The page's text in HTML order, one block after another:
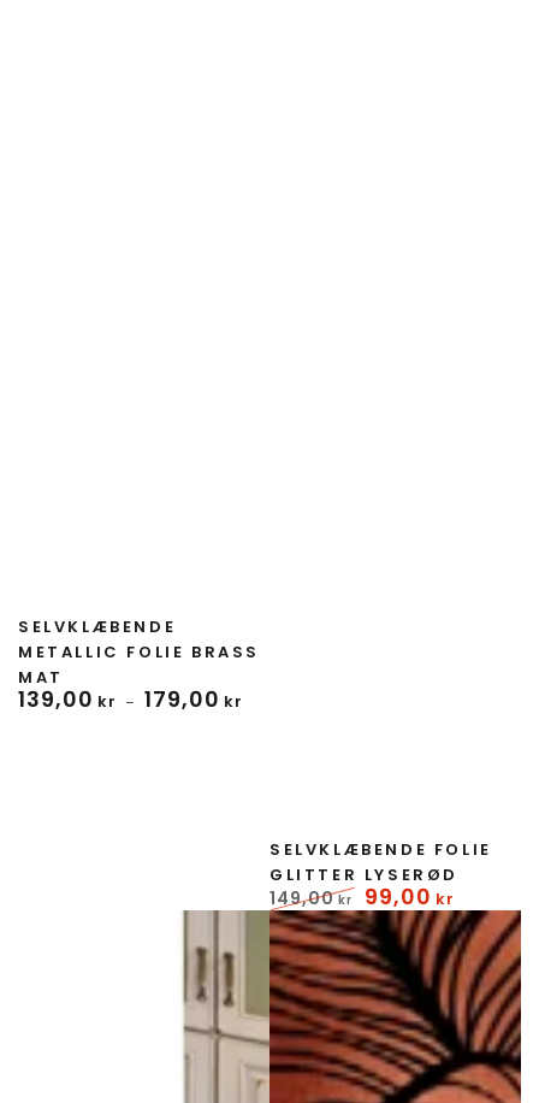
SELVKLÆBENDE
METALLIC FOLIE BRASS
MAT
Normal
139,00 kr 179,00 kr
SELVKLÆBENDE FOLIE
GLITTER LYSERØD
Normal
pris
149,00 kr
Udsalgspris
99,00 kr